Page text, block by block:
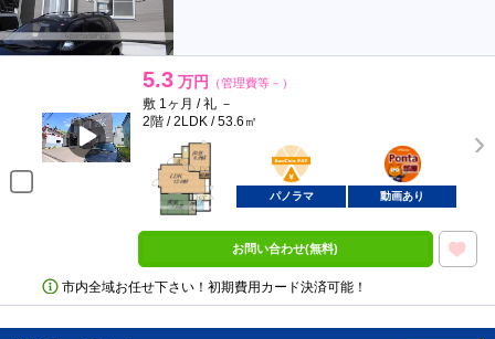
5.3 万円 （管理費等－）
敷 1ヶ月 / 礼 －
2階 / 2LDK / 53.6㎡
BunChinPAY
ポンタ
部屋
パノラマ 動画あり
お問い合わせ(無料)
市内全域お任せ下さい！初期費用カード決済可能！